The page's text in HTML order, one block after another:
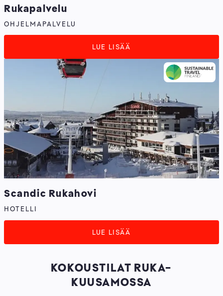
Rukapalvelu
OHJELMAPALVELU
LUE LISÄÄ
Scandic Rukahovi
HOTELLI
LUE LISÄÄ
KOKOUSTILAT RUKA-
KUUSAMOSSA